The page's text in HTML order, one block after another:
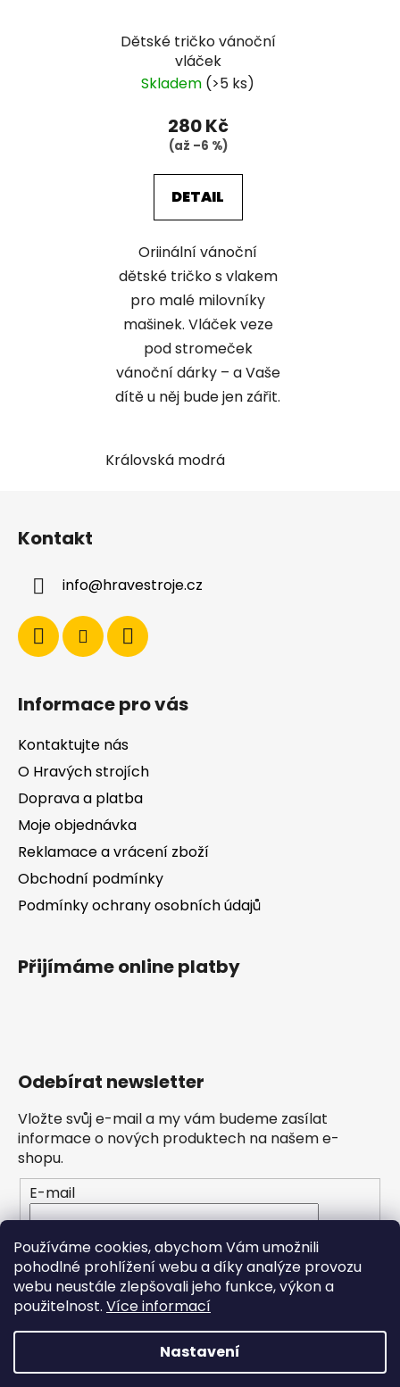
Používáme cookies, abychom Vám umožnili
pohodlné prohlížení webu a díky analýze provozu
webu neustále zlepšovali jeho funkce, výkon a
použitelnost. Více informací
Nastavení
Dětské tričko vánoční
vláček
Skladem (>5 ks)
280 Kč
(až –6 %)
DETAIL
Oriinální vánoční
dětské tričko s vlakem
pro malé milovníky
mašinek. Vláček veze
pod stromeček
vánoční dárky – a Vaše
dítě u něj bude jen zářit.
Královská modrá
Kontakt
info@hravestroje.cz
Informace pro vás
Kontaktujte nás
O Hravých strojích
Doprava a platba
Moje objednávka
Reklamace a vrácení zboží
Obchodní podmínky
Podmínky ochrany osobních údajů
Přijímáme online platby
Odebírat newsletter
Vložte svůj e-mail a my vám budeme zasílat
informace o nových produktech na našem e-
shopu.
E-mail
Vložením e-mailu souhlasíte s podmínkami
ochrany osobních údajů
PŘIHLÁSIT SE